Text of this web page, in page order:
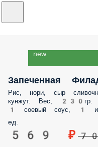
new
Запеченная
Рис, нори, сыр
кунжут. Вес, 230гр.
1 соевый соус, 1
ед.
569 ₽